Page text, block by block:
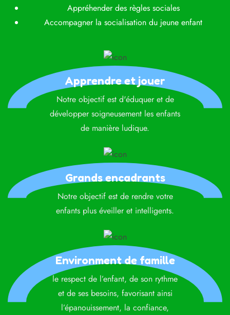
Appréhender des règles sociales
Accompagner la socialisation du jeune enfant
Apprendre et jouer
Notre objectif est d'éduquer et de
développer soigneusement les enfants
de manière ludique.
Grands encadrants
Notre objectif est de rendre votre
enfants plus éveiller et intelligents.
Environment de famille
le respect de l’enfant, de son rythme
et de ses besoins, favorisant ainsi
l’épanouissement, la confiance,